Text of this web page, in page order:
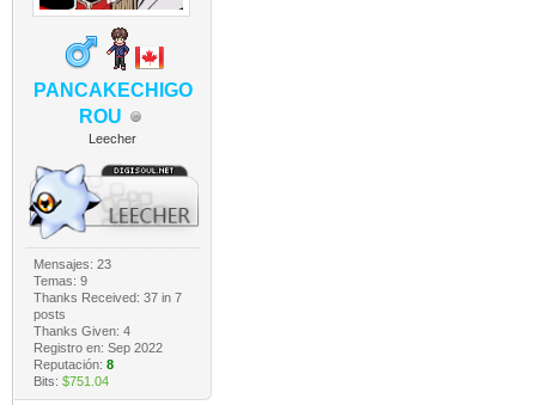
PANCAKECHIGO
ROU
Leecher
Mensajes: 23
Temas: 9
Thanks Received: 37in 7
posts
Thanks Given: 4
Registro en: Sep 2022
Reputación: 8
Bits: $751.04